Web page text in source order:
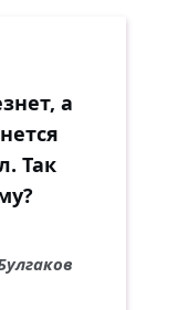
а
Так